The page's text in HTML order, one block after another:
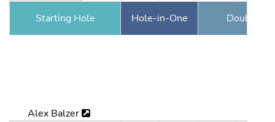
Starting Hole Hole-in-One Double
Alex Balzer